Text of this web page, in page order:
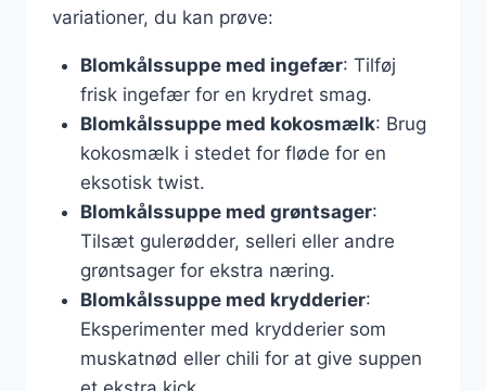
variationer, du kan prøve:
Blomkålssuppe med ingefær: Tilføj
frisk ingefær for en krydret smag.
Blomkålssuppe med kokosmælk: Brug
kokosmælk i stedet for fløde for en
eksotisk twist.
Blomkålssuppe med grøntsager:
Tilsæt gulerødder, selleri eller andre
grøntsager for ekstra næring.
Blomkålssuppe med krydderier:
Eksperimenter med krydderier som
muskatnød eller chili for at give suppen